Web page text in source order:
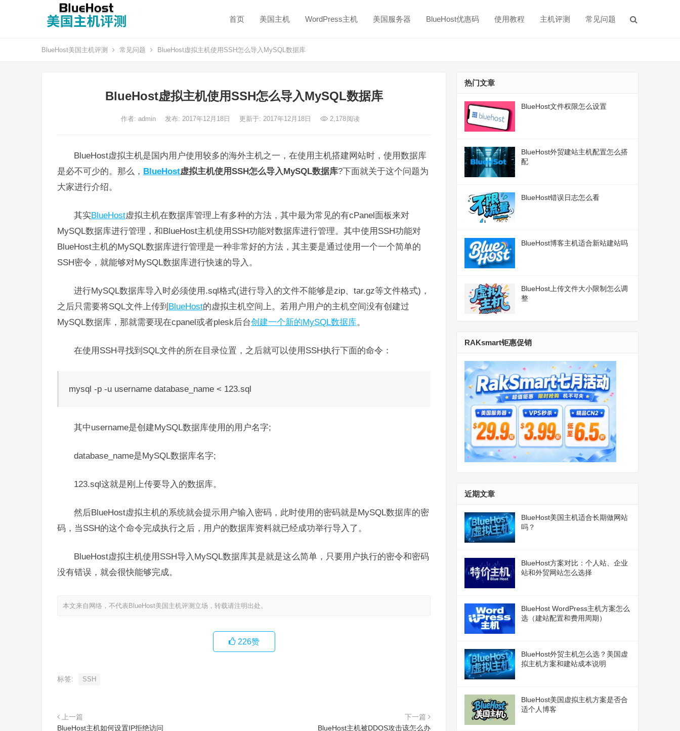
首页 美国主机 WordPress主机 美国服务器 BlueHost优惠码 使用教程 主机评测 常见问题
BlueHost美国主机评测 常见问题 BlueHost虚拟主机使用SSH怎么导入MySQL数据库
BlueHost虚拟主机使用SSH怎么导入MySQL数据库
作者: admin 发布: 2017年12月18日 更新于: 2017年12月18日 2,178阅读
BlueHost虚拟主机是国内用户使用较多的海外主机之一，在使用主机搭建网站时，使用数据库
是必不可少的。那么， BlueHost虚拟主机使用SSH怎么导入MySQL数据库?下面就关于这个问题为
大家进行介绍。
其实BlueHost虚拟主机在数据库管理上有多种的方法，其中最为常见的有cPanel面板来对
MySQL数据库进行管理，和BlueHost主机使用SSH功能对数据库进行管理。其中使用SSH功能对
BlueHost主机的MySQL数据库进行管理是一种非常好的方法，其主要是通过使用一个一个简单的
SSH密令，就能够对MySQL数据库进行快速的导入。
进行MySQL数据库导入时必须使用.sql格式(进行导入的文件不能够是zip、tar.gz等文件格式)，
之后只需要将SQL文件上传到 BlueHost的虚拟主机空间上。若用户用户的主机空间没有创建过
MySQL数据库，那就需要现在cpanel或者plesk后台创建一个新的MySQL数据库。
在使用SSH寻找到SQL文件的所在目录位置，之后就可以使用SSH执行下面的命令：
mysql -p -u username database_name < 123.sql
其中username是创建MySQL数据库使用的用户名字;
database_name是MySQL数据库名字;
123.sql这就是刚上传要导入的数据库。
然后BlueHost虚拟主机的系统就会提示用户输入密码，此时使用的密码就是MySQL数据库的密
码，当SSH的这个命令完成执行之后，用户的数据库资料就已经成功举行导入了。
BlueHost虚拟主机使用SSH导入MySQL数据库其是就是这么简单，只要用户执行的密令和密码
没有错误，就会很快能够完成。
本文来自网络，不代表BlueHost美国主机评测立场，转载请注明出处。
226赞
标签: SSH
上一篇
BlueHost主机如何设置IP拒绝访问
下一篇
BlueHost主机被DDOS攻击该怎么办
热门文章
BlueHost文件权限怎么设置
BlueHost外贸建站主机配置怎么搭
配
BlueHost错误日志怎么看
BlueHost博客主机适合新站建站吗
BlueHost上传文件大小限制怎么调
整
RAKsmart钜惠促销
近期文章
BlueHost美国主机适合长期做网站
吗？
BlueHost方案对比：个人站、企业
站和外贸网站怎么选择
BlueHost WordPress主机方案怎么
选（建站配置和费用周期）
BlueHost外贸主机怎么选？美国虚
拟主机方案和建站成本说明
BlueHost美国虚拟主机方案是否合
适个人博客